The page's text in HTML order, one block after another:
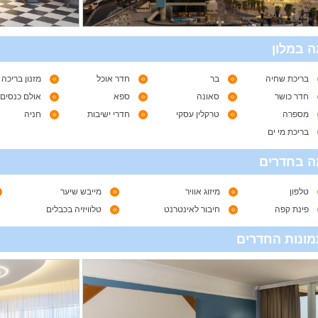
במלון
בריכת שחיה בר חדר אוכל
מזנון בריכה
חדר כושר
סאונה ספא
אולם כנסים
מספרה
טרקלין עסקי חדרי ישיבות
חניה
בריכת מי ים
בחדרים
טלפון מיזוג אוויר
מייבש שיער
פינת קפה
חיבור לאינטרנט טלוויזיה בכבלים
החדרים